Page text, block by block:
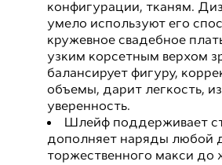
конфигурации, тканям.
умело используют его
кружевное свадебное
узким корсетным верхом
балансирует фигуру,
объемы, дарит легкость,
уверенность.
Шлейф поддерживает
дополняет наряды любой
торжественного макси до